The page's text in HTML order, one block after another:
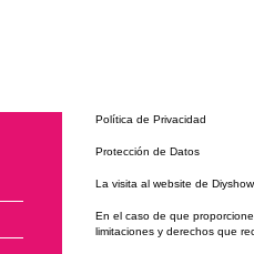
Política de Privacidad
Protección de Datos
La visita al website de
En el caso de que
limitaciones y derechos que